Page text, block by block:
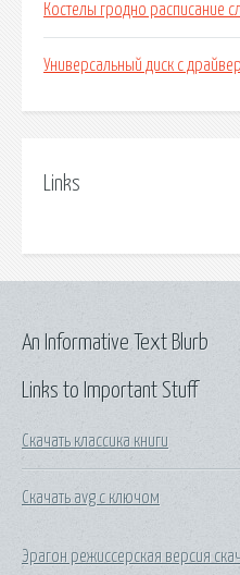
Костелы гродно расписание
Универсальный диск с
Links
Links to Important Stuff
Скачать классика книги
Скачать avg c ключом
Эрагон режиссерская версия
An Informative Text Blurb